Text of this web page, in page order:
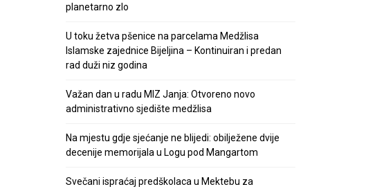
planetarno zlo
U toku žetva pšenice na parcelama Medžlisa
Islamske zajednice Bijeljina – Kontinuiran i predan
rad duži niz godina
Važan dan u radu MIZ Janja: Otvoreno novo
administrativno sjedište medžlisa
Na mjestu gdje sjećanje ne blijedi: obilježene dvije
decenije memorijala u Logu pod Mangartom
Svečani ispraćaj predškolaca u Mektebu za